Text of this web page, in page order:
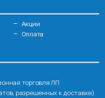
Акции
Оплата
торговля ЛП
разрешенных к доставке)